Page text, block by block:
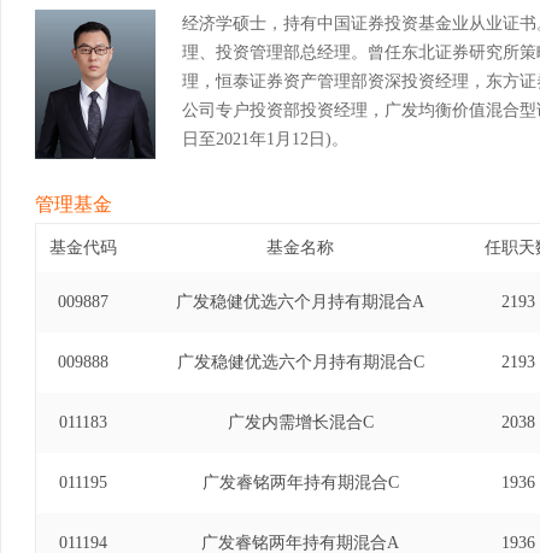
经济学硕士，持有中国证券投资基金业从业证
理、投资管理部总经理。曾任东北证券研究所
理，恒泰证券资产管理部资深投资经理，东方
公司专户投资部投资经理，广发均衡价值混合
日至2021年1月12日)。
管理基金
基金代码 基金名称 任职天
009887 广发稳健优选六个月持有期混合A 2193
009888 广发稳健优选六个月持有期混合C 2193
011183 广发内需增长混合C 2038
011195 广发睿铭两年持有期混合C 1936
011194 广发睿铭两年持有期混合A 1936